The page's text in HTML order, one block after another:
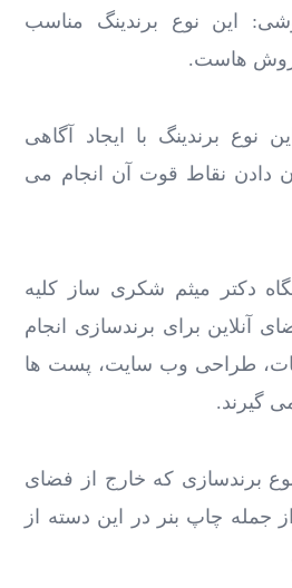
این نوع برندینگ مناسب
هاست.
نوع برندینگ با ایجاد آگاهی
دادن نقاط قوت آن انجام می
دکتر میثم شکری ساز کلیه
آنلاین برای برندسازی انجام
طراحی وب سایت، پست ها
گیرند.
برندسازی که خارج از فضای
جمله چاپ بنر در این دسته از